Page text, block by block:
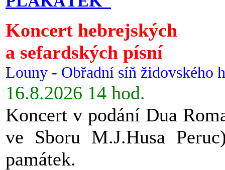
Koncert hebrejských
a sefardských písní
Louny - Obřadní síň židovského
16.8.2026 14 hod.
Koncert v podání Dua
ve Sboru M.J.Husa
památek.